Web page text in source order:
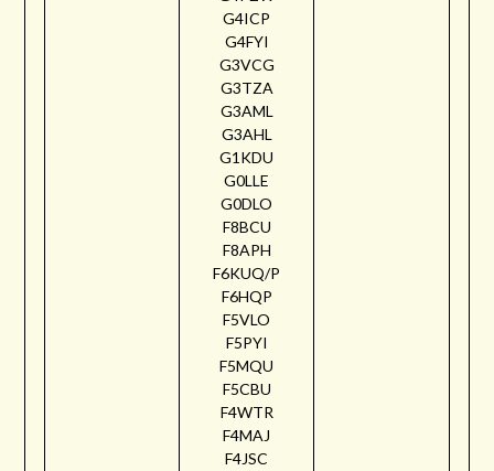
G4ICP
G4FYI
G3VCG
G3TZA
G3AML
G3AHL
G1KDU
G0LLE
G0DLO
F8BCU
F8APH
F6KUQ/P
F6HQP
F5VLO
F5PYI
F5MQU
F5CBU
F4WTR
F4MAJ
F4JSC